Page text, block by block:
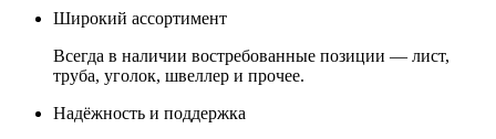
Широкий ассортимент
Всегда в наличии востребованные позиции — лист,
труба, уголок, швеллер и прочее.
Надёжность и поддержка